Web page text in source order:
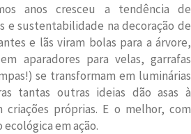
anos cresceu a tendência de
e sustentabilidade na decoração de
e lãs viram bolas para a árvore,
aparadores para velas, garrafas
se transformam em luminárias
tantas outras ideias dão asas à
criações próprias. E o melhor, com
em ação.